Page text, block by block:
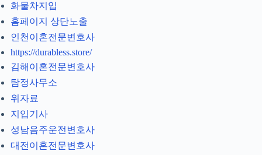
화물차지입
홈페이지 상단노출
인천이혼전문변호사
https://durabless.store/
김해이혼전문변호사
탐정사무소
위자료
지입기사
성남음주운전변호사
대전이혼전문변호사